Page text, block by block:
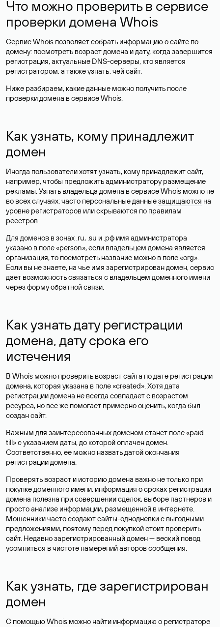
Что можно проверить в сервисе
проверки домена Whois
Сервис Whois позволяет собрать информацию о сайте по
домену: посмотреть возраст домена и дату, когда завершится
регистрация, актуальные DNS-серверы, кто является
регистратором, а также узнать, чей сайт.
Ниже разбираем, какие данные можно получить после
проверки домена в сервисе Whois.
Как узнать, кому принадлежит
домен
Иногда пользователи хотят узнать, кому принадлежит сайт,
например, чтобы предложить администратору размещение
рекламы. Узнать владельца домена в сервисе Whois можно не
во всех случаях: часто персональные данныезащищаются на
уровне регистраторов или скрываются по правилам
реестров.
Для доменов в зонах .ru, .su и .рф имя администратора
указано в поле «person», если владельцем домена является
организация, то посмотреть название можно в поле «org».
Если вы не знаете, на чье имя зарегистрирован домен, сервис
дает возможность связаться с владельцем доменного имени
через форму обратной связи.
Как узнать дату регистрации
домена, дату срока его
истечения
В Whois можно проверить возраст сайта по дате регистрации
домена, которая указана в поле «created». Хотя дата
регистрации домена не всегда совпадает с возрастом
ресурса, но все же помогает примерно оценить, когда был
создан сайт.
Важным для заинтересованных доменом станет поле «paid-
till» с указанием даты, до которой оплачен домен.
Соответственно, ее можно назвать датой окончания
регистрации домена.
Проверять возраст и историю домена важно не только при
покупке доменного имени, информация о сроках регистрации
домена полезна при совершении сделок, выборе партнеров и
просто анализе информации, размещенной в интернете.
Мошенники часто создают сайты-однодневки с выгодными
предложениями, поэтому перед покупкой стоит проверить
сайт. Недавно зарегистрированный домен — веский повод
усомниться в чистоте намерений авторов сообщения.
Как узнать, где зарегистрирован
домен
С помощью Whois можно найти информацию о регистраторе